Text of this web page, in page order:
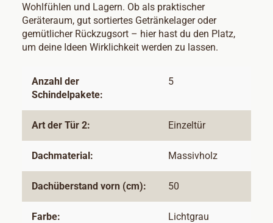
Wohlfühlen und Lagern. Ob als praktischer
Geräteraum, gut sortiertes Getränkelager oder
gemütlicher Rückzugsort – hier hast du den Platz,
um deine Ideen Wirklichkeit werden zu lassen.
Anzahl der
Schindelpakete:
5
Art der Tür 2: Einzeltür
Dachmaterial: Massivholz
Dachüberstand vorn (cm): 50
Farbe: Lichtgrau